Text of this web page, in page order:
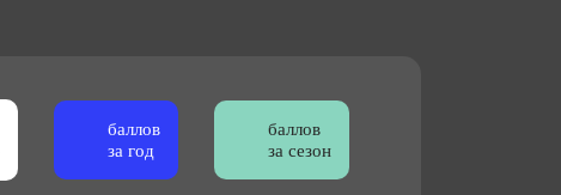
баллов
за год
баллов
за сезон